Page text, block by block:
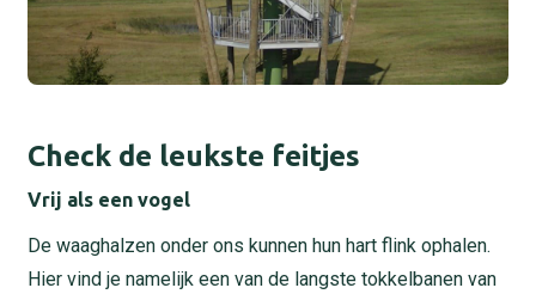
Check de leukste feitjes
Vrij als een vogel
De waaghalzen onder ons kunnen hun hart flink ophalen.
Hier vind je namelijk een van de langste tokkelbanen van